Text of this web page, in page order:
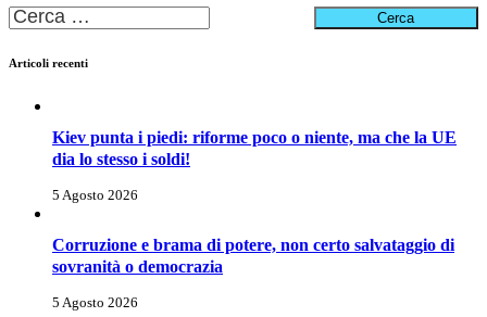
Ricerca
per:
Articoli recenti
Kiev punta i piedi: riforme poco o niente, ma che la UE
dia lo stesso i soldi!
5 Agosto 2026
Corruzione e brama di potere, non certo salvataggio di
sovranità o democrazia
5 Agosto 2026